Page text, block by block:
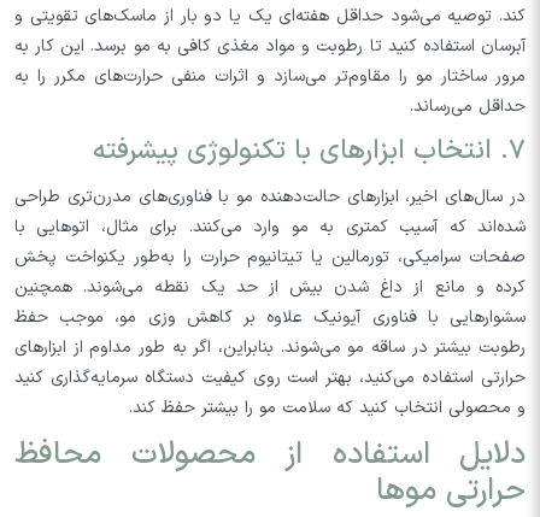
کند. توصیه می‌شود حداقل هفته‌ای یک یا دو بار از ماسک‌های تقویتی و
آبرسان استفاده کنید تا رطوبت و مواد مغذی کافی به مو برسد. این کار به
مرور ساختار مو را مقاوم‌تر می‌سازد و اثرات منفی حرارت‌های مکرر را به
حداقل می‌رساند.
۷. انتخاب ابزارهای با تکنولوژی پیشرفته
در سال‌های اخیر، ابزارهای حالت‌دهنده مو با فناوری‌های مدرن‌تری طراحی
شده‌اند که آسیب کمتری به مو وارد می‌کنند. برای مثال، اتوهایی با
صفحات سرامیکی، تورمالین یا تیتانیوم حرارت را به‌طور یکنواخت پخش
کرده و مانع از داغ شدن بیش از حد یک نقطه می‌شوند. همچنین
سشوارهایی با فناوری آیونیک علاوه بر کاهش وزی مو، موجب حفظ
رطوبت بیشتر در ساقه مو می‌شوند. بنابراین، اگر به طور مداوم از ابزارهای
حرارتی استفاده می‌کنید، بهتر است روی کیفیت دستگاه سرمایه‌گذاری کنید
و محصولی انتخاب کنید که سلامت مو را بیشتر حفظ کند.
دلایل استفاده از محصولات محافظ
حرارتی موها